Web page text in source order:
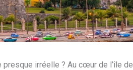
presque irréelle ? Au cœur de l’île de